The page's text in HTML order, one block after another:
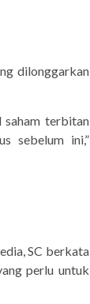
dilonggarkan
saham terbitan
sebelum ini,”
SC berkata
perlu untuk